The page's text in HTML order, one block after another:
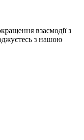
взаємодії з
з нашою